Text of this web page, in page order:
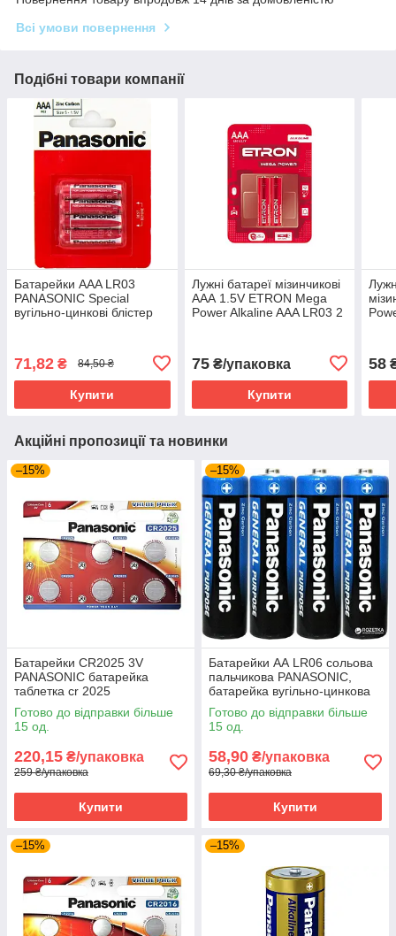
Всі умови повернення
Подібні товари компанії
Батарейки AAA LR03
PANASONIC Special
вугільно-цинкові блістер
71,82 ₴ 84,50 ₴
Купити
Лужні батареї мізинчикові
ААА 1.5V ETRON Mega
Power Alkaline AАA LR03 2
75₴/упаковка
Купити
58
Акційні пропозиції та новинки
–15%
Батарейки CR2025 3V
PANASONIC батарейка
таблетка cr 2025
Готово до відправки більше
15 од.
220,15 ₴/упаковка
259 ₴/упаковка
Купити
–15%
Батарейки АА LR06 сольова
пальчикова PANASONIC,
батарейка вугільно-цинкова
(4 шт/плівка)
Готово до відправки більше
15 од.
58,90 ₴/упаковка
69,30 ₴/упаковка
Купити
–15% –15%